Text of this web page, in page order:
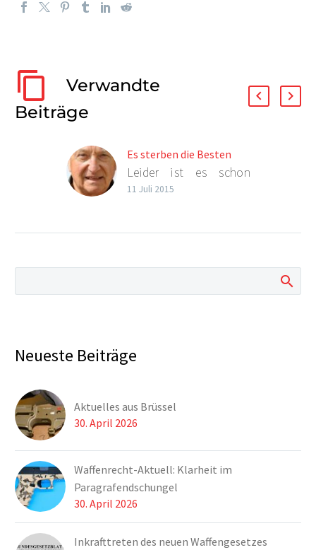
Verwandte
Beiträge
Es sterben die Besten
Leider ist es schon
wieder geschehen – wir
alle gestorben. Ein
wird uns hier besonders
schmerzlich bewußt.
11 Juli 2015
Neueste Beiträge
Aktuelles aus Brüssel
30. April 2026
Waffenrecht-Aktuell: Klarheit im
Paragrafendschungel
30. April 2026
Inkrafttreten des neuen Waffengesetzes